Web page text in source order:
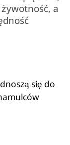
a
się do